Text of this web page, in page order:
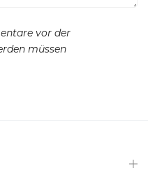
vor der
müssen